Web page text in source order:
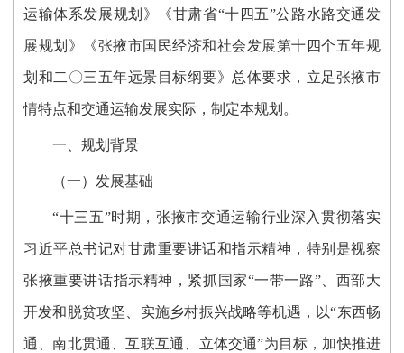
运输体系发展规划》《甘肃省“十四五”公路水路交通发
展规划》《张掖市国民经济和社会发展第十四个五年规
划和二〇三五年远景目标纲要》总体要求，立足张掖市
情特点和交通运输发展实际，制定本规划。
一、规划背景
（一）发展基础
“十三五”时期，张掖市交通运输行业深入贯彻落实
习近平总书记对甘肃重要讲话和指示精神，特别是视察
张掖重要讲话指示精神，紧抓国家“一带一路”、西部大
开发和脱贫攻坚、实施乡村振兴战略等机遇，以“东西畅
通、南北贯通、互联互通、立体交通”为目标，加快推进